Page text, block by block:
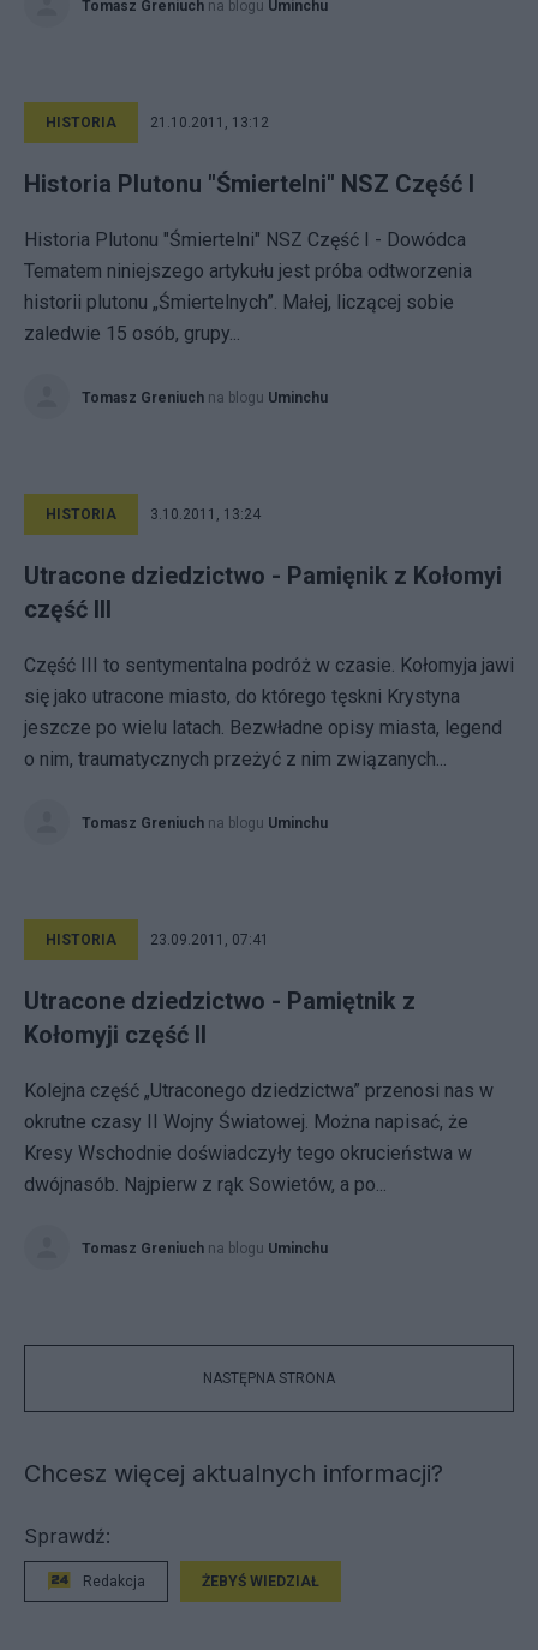
Tomasz Greniuch na blogu Uminchu
HISTORIA 21.10.2011, 13:12
Historia Plutonu "Śmiertelni" NSZ Część I
Historia Plutonu "Śmiertelni" NSZ Część I - Dowódca
Tematem niniejszego artykułu jest próba odtworzenia
historii plutonu „Śmiertelnych”. Małej, liczącej sobie
zaledwie 15 osób, grupy...
Tomasz Greniuch na blogu Uminchu
HISTORIA 3.10.2011, 13:24
Utracone dziedzictwo - Pamięnik z Kołomyi
część III
Część III to sentymentalna podróż w czasie. Kołomyja jawi
się jako utracone miasto, do którego tęskni Krystyna
jeszcze po wielu latach. Bezwładne opisy miasta, legend
o nim, traumatycznych przeżyć z nim związanych...
Tomasz Greniuch na blogu Uminchu
HISTORIA 23.09.2011, 07:41
Utracone dziedzictwo - Pamiętnik z
Kołomyji część II
Kolejna część „Utraconego dziedzictwa” przenosi nas w
okrutne czasy II Wojny Światowej. Można napisać, że
Kresy Wschodnie doświadczyły tego okrucieństwa w
dwójnasób. Najpierw z rąk Sowietów, a po...
Tomasz Greniuch na blogu Uminchu
NASTĘPNA STRONA
Chcesz więcej aktualnych informacji?
Sprawdź:
Redakcja ŻEBYŚ WIEDZIAŁ